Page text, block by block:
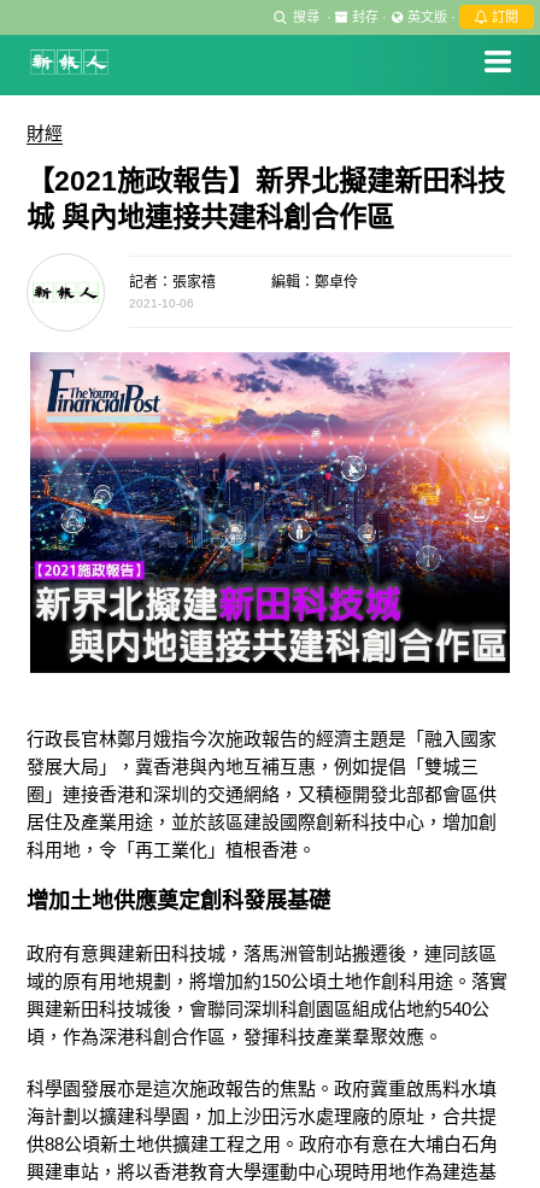
搜尋 · 封存 · 英文版 · 訂閱
財經
【2021施政報告】新界北擬建新田科技
城 與內地連接共建科創合作區
記者：張家禧 編輯：鄭卓伶
2021-10-06
行政長官林鄭月娥指今次施政報告的經濟主題是「融入國家
發展大局」，冀香港與內地互補互惠，例如提倡「雙城三
圈」連接香港和深圳的交通網絡，又積極開發北部都會區供
居住及產業用途，並於該區建設國際創新科技中心，增加創
科用地，令「再工業化」植根香港。
增加土地供應奠定創科發展基礎
政府有意興建新田科技城，落馬洲管制站搬遷後，連同該區
域的原有用地規劃，將增加約150公頃土地作創科用途。落實
興建新田科技城後，會聯同深圳科創園區組成佔地約540公
頃，作為深港科創合作區，發揮科技產業羣聚效應。
科學園發展亦是這次施政報告的焦點。政府冀重啟馬料水填
海計劃以擴建科學園，加上沙田污水處理廠的原址，合共提
供88公頃新土地供擴建工程之用。政府亦有意在大埔白石角
興建車站，將以香港教育大學運動中心現時用地作為建造基